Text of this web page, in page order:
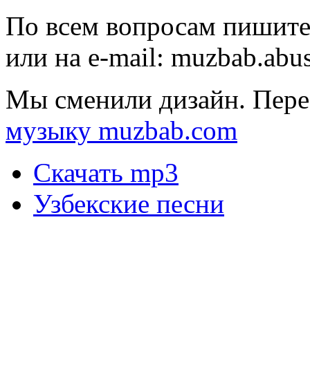
По всем вопросам
или на e-mail:
Мы сменили дизайн.
музыку muzbab.com
Скачать mp3
Узбекские песни